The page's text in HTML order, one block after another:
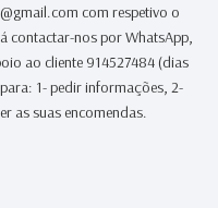
com respetivo o
contactar-nos por WhatsApp,
ao cliente 914527484 (dias
1- pedir informações, 2-
as suas encomendas.